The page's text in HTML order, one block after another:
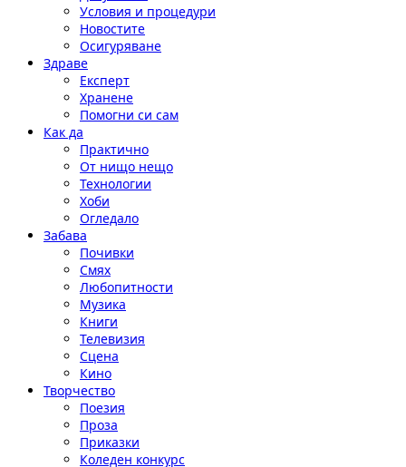
Условия и процедури
Новостите
Осигуряване
Здраве
Експерт
Хранене
Помогни си сам
Как да
Практично
От нищо нещо
Технологии
Хоби
Огледало
Забава
Почивки
Смях
Любопитности
Музика
Книги
Телевизия
Сцена
Кино
Творчество
Поезия
Проза
Приказки
Коледен конкурс